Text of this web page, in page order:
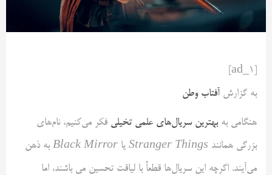
به گزارش آفتاب وطن
هنگامی بهبهترین سریال‌های علمی تخیلی فکر می‌کنیم، نام‌های
بزرگی همانند Stranger Things یا Black Mirror به ذهن
می‌آیند. اگرچه این سریال‌ها قطعاً با لیاقت تحسین می باشند، اما